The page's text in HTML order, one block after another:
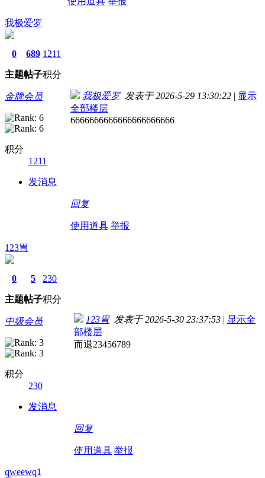
我极爱罗
0
主题
689
帖子
1211
积分
金牌会员
积分
1211
发消息
我极爱罗发表于 2026-5-29 13:30:22 | 显示
全部楼层
6666666666666666666666
回复
使用道具 举报
123胃
0
主题
5
帖子
230
积分
中级会员
积分
230
发消息
123胃发表于 2026-5-30 23:37:53 | 显示全
部楼层
而退23456789
回复
使用道具 举报
qweewq1